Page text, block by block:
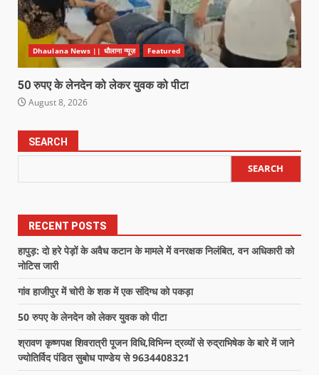
Dhaulana News || धौलाना न्यूज़ Featured
50 रुपए के लेनदेन को लेकर युवक को पीटा
August 8, 2026
SEARCH
SEARCH
RECENT POSTS
हापुड़: दो हरे पेड़ों के अवैध कटान के मामले में वनरक्षक निलंबित, वन अधिकारी को
नोटिस जारी
गांव हाजीपुर में चोरी के शक में एक संदिग्ध को पकड़ा
50 रुपए के लेनदेन को लेकर युवक को पीटा
श्रावण कृष्णपक्ष शिवरात्री पूजन विधि,विभिन्न द्रव्यों से रुद्राभिषेक के बारे में जाने
ज्योतिर्विद पंडित सुबोध पाण्डेय से 9634408321